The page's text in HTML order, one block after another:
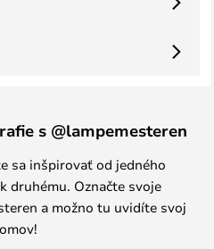
s @lampemesteren
sa inšpirovať od jedného
druhému. Označte svoje
a možno tu uvidíte svoj